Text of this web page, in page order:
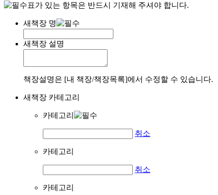
표가 있는 항목은 반드시 기재해 주셔야 합니다.
새책장 명
새책장 설명
책장설명은 [내 책장/책장목록]에서 수정할 수 있습니다.
새책장 카테고리
카테고리
취소
카테고리
취소
카테고리